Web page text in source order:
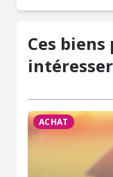
Ces
intéresser
ACHAT